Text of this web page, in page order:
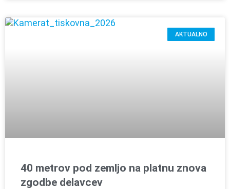
AKTUALNO
40 metrov pod zemljo na platnu znova
zgodbe delavcev